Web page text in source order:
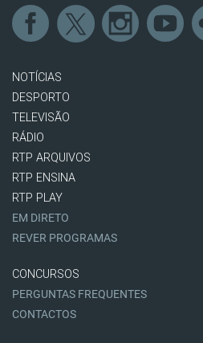
NOTÍCIAS
DESPORTO
TELEVISÃO
RÁDIO
RTP ARQUIVOS
RTP ENSINA
RTP PLAY
EM DIRETO
REVER PROGRAMAS
CONCURSOS
PERGUNTAS FREQUENTES
CONTACTOS